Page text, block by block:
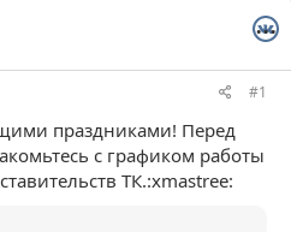
...
#1
праздниками! Перед
с графиком работы
ТК.:xmastree: